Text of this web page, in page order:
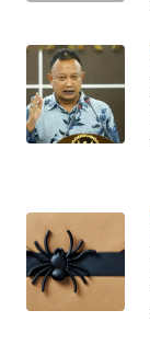
REDAKSI
KARIR
Wahana
News
Regional